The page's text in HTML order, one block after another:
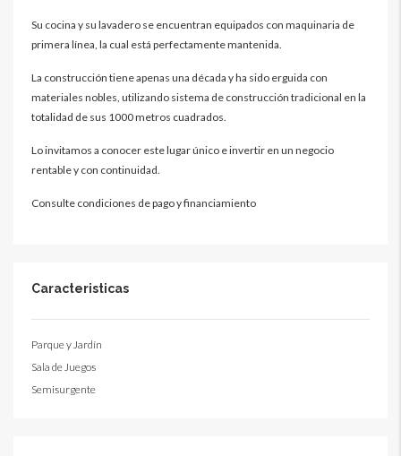
Su cocina y su lavadero se encuentran equipados con maquinaria de
primera línea, la cual está perfectamente mantenida.
La construcción tiene apenas una década y ha sido erguida con
materiales nobles, utilizando sistema de construcción tradicional en la
totalidad de sus 1000 metros cuadrados.
Lo invitamos a conocer este lugar único e invertir en un negocio
rentable y con continuidad.
Consulte condiciones de pago y financiamiento
Caracteristicas
Parque y Jardín
Sala de Juegos
Semisurgente